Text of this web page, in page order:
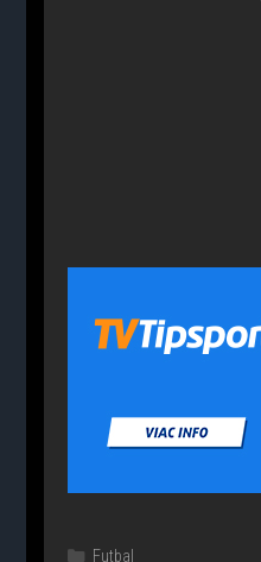
Kategórie
Futbal